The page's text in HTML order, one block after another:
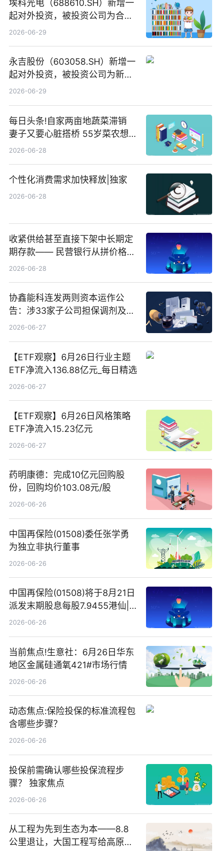
埃科光电（688610.SH）新增一
起对外投资，被投资公司为合肥
元随信息技术有限公司
2026-06-29
永吉股份（603058.SH）新增一
起对外投资，被投资公司为新绘
纪（重庆）科技有限公司
2026-06-29
每日头条!自家两亩地蔬菜滞销
妻子又要心脏搭桥 55岁菜农想
多卖点菜筹治病钱
2026-06-28
个性化消费需求加快释放|独家
2026-06-28
收紧供给甚至直接下架中长期定
期存款—— 民营银行从拼价格转
向拼服务
2026-06-28
协鑫能科连发两则资本运作公
告：涉33家子公司担保调剂及10
亿元产业基金设立
2026-06-27
【ETF观察】6月26日行业主题
ETF净流入136.88亿元_每日精选
2026-06-27
【ETF观察】6月26日风格策略
ETF净流入15.23亿元
2026-06-27
药明康德：完成10亿元回购股
份，回购均价103.08元/股
2026-06-26
中国再保险(01508)委任张学勇
为独立非执行董事
2026-06-26
中国再保险(01508)将于8月21日
派发末期股息每股7.9455港仙|
看点
2026-06-26
当前焦点!生意社：6月26日华东
地区金属硅通氧421#市场行情
2026-06-26
动态焦点:保险投保的标准流程包
含哪些步骤？
2026-06-26
投保前需确认哪些投保流程步
骤？ 独家焦点
2026-06-26
从工程为先到生态为本——8.8
公里退让，大国工程写给高原生